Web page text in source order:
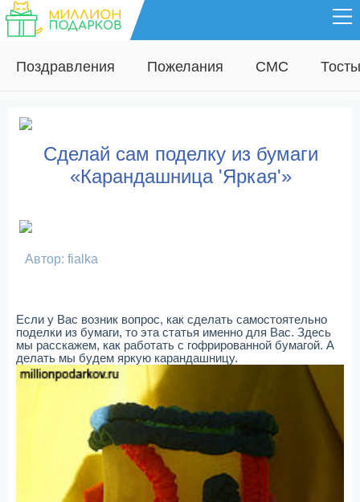
Поздравления Пожелания СМС Тосты
Сделай сам поделку из бумаги
«Карандашница 'Яркая'»
Автор: fialka
Если у Вас возник вопрос, как сделать самостоятельно
поделки из бумаги, то эта статья именно для Вас. Здесь
мы расскажем, как работать с гофрированной бумагой. А
делать мы будем яркую карандашницу.